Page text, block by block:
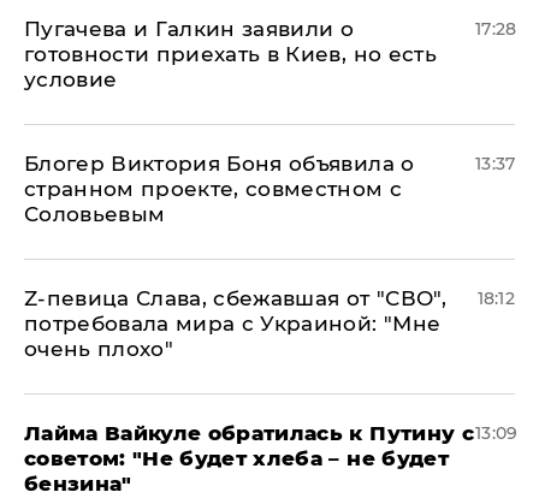
Пугачева и Галкин заявили о
готовности приехать в Киев, но есть
условие
17:28
Блогер Виктория Боня объявила о
странном проекте, совместном с
Соловьевым
13:37
Z-певица Слава, сбежавшая от "СВО",
потребовала мира с Украиной: "Мне
очень плохо"
18:12
Лайма Вайкуле обратилась к Путину с
советом: "Не будет хлеба – не будет
бензина"
13:09